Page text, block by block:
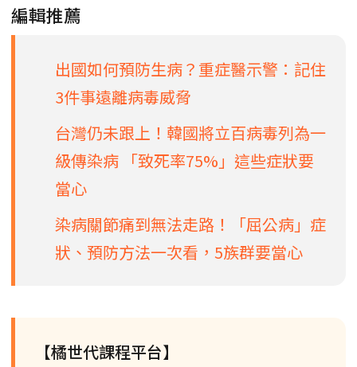
編輯推薦
出國如何預防生病？重症醫示警：記住
3件事遠離病毒威脅
台灣仍未跟上！韓國將立百病毒列為一
級傳染病 「致死率75%」這些症狀要
當心
染病關節痛到無法走路！「屈公病」症
狀、預防方法一次看，5族群要當心
【橘世代課程平台】